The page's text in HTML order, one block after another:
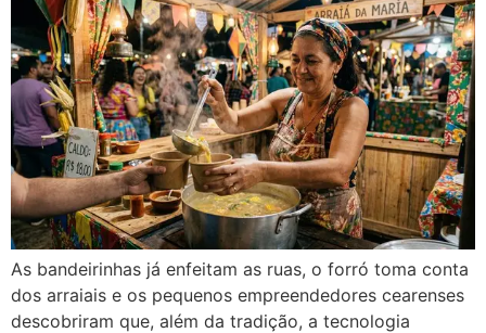
As bandeirinhas já enfeitam as ruas, o forró toma conta
dos arraiais e os pequenos empreendedores cearenses
descobriram que, além da tradição, a tecnologia